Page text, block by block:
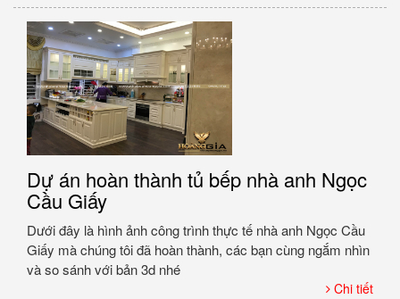
Dự án hoàn thành tủ bếp nhà anh Ngọc
Cầu Giấy
Dưới đây là hình ảnh công trình thực tế nhà anh Ngọc Cầu
Giấy mà chúng tôi đã hoàn thành, các bạn cùng ngắm nhìn
và so sánh với bản 3d nhé
Chi tiết